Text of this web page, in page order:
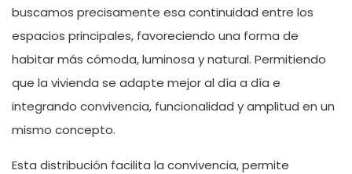
buscamos precisamente esa continuidad entre los
espacios principales, favoreciendo una forma de
habitar más cómoda, luminosa y natural. Permitiendo
que la vivienda se adapte mejor al día a día e
integrando convivencia, funcionalidad y amplitud en un
mismo concepto.
Esta distribución facilita la convivencia, permite